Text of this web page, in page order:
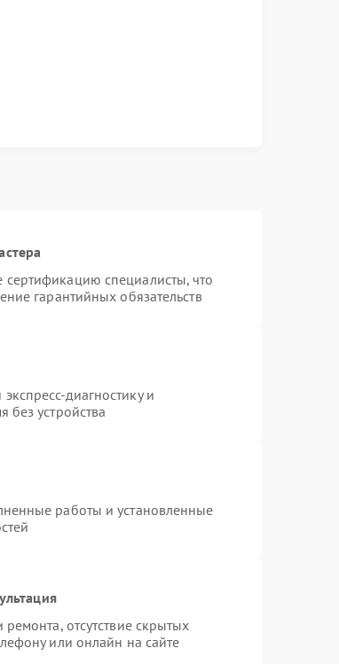
специалисты, что
гарантийных обязательств
диагностику и
без устройства
работы и установленные
отсутствие скрытых
или онлайн на сайте